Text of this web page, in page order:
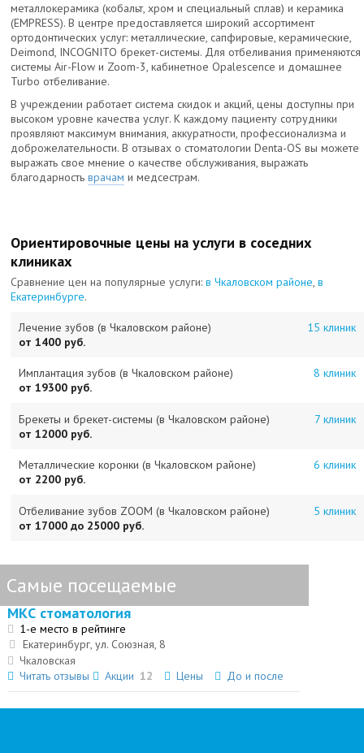
металлокерамика (кобальт, хром и специальный сплав) и керамика
(EMPRESS). В центре предоставляется широкий ассортимент
ортодонтических услуг: металлические, сапфировые, керамические,
Deimond, INCOGNITO брекет-системы. Для отбеливания применяются
системы Air-Flow и Zoom-3, кабинетное Оpalescence и домашнее
Turbo отбеливание.
В учреждении работает система скидок и акций, цены доступны при
высоком уровне качества услуг. К каждому пациенту сотрудники
проявляют максимум внимания, аккуратности, профессионализма и
доброжелательности. В отзывах о стоматологии Denta-OS вы можете
выражать свое мнение о качестве обслуживания, выражать
благодарностьврачам и медсестрам.
Ориентировочные цены на услуги в соседних
клиниках
Сравнение цен на популярные услуги:в Чкаловском районе,в
Екатеринбурге.
Лечение зубов (в Чкаловском районе)
15 клиник
от 1400 руб.
Имплантация зубов (в Чкаловском районе)
8 клиник
от 19300 руб.
Брекеты и брекет-системы (в Чкаловском районе)
7 клиник
от 12000 руб.
Металлические коронки (в Чкаловском районе)
6 клиник
от 2200 руб.
Отбеливание зубов ZOOM (в Чкаловском районе)
5 клиник
от 17000 до 25000 руб.
Самые посещаемые
МКС стоматология
1-е место в рейтинге
Екатеринбург, ул. Союзная, 8
Чкаловская
Читать отзывы
Акции 12 Цены До и после